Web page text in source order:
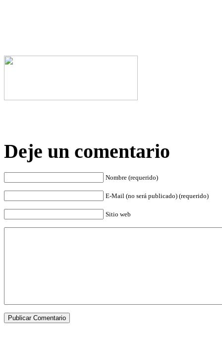
Deje un comentario
Nombre (requerido)
E-Mail (no será publicado) (requerido)
Sitio web